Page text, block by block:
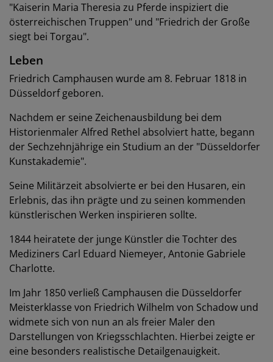
"Kaiserin Maria Theresia zu Pferde inspiziert die
österreichischen Truppen" und "Friedrich der Große
siegt bei Torgau".
Leben
Friedrich Camphausen wurde am 8. Februar 1818 in
Düsseldorf geboren.
Nachdem er seine Zeichenausbildung bei dem
HistorienmalerAlfred Rethel absolviert hatte, begann
der Sechzehnjährige ein Studium an der "Düsseldorfer
Kunstakademie".
Seine Militärzeit absolvierte er bei den Husaren, ein
Erlebnis, das ihn prägte und zu seinen kommenden
künstlerischen Werken inspirieren sollte.
1844 heiratete der junge Künstler die Tochter des
Mediziners Carl Eduard Niemeyer, Antonie Gabriele
Charlotte.
Im Jahr 1850 verließ Camphausen die Düsseldorfer
Meisterklasse von Friedrich Wilhelm von Schadow und
widmete sich von nun an als freier Maler den
Darstellungen von Kriegsschlachten. Hierbei zeigte er
eine besonders realistische Detailgenauigkeit.